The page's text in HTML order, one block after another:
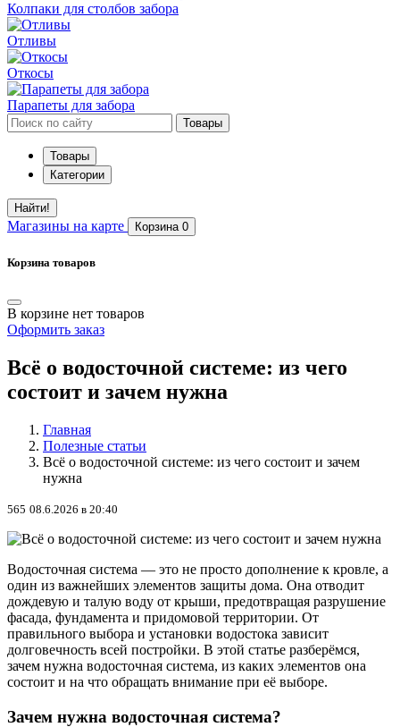
Колпаки для столбов забора
Отливы
Откосы
Парапеты для забора
Товары
Товары
Категории
Найти!
Магазины на карте Корзина 0
Корзина товаров
В корзине нет товаров
Оформить заказ
Всё о водосточной системе: из чего
состоит и зачем нужна
Главная
Полезные статьи
Всё о водосточной системе: из чего состоит и зачем
нужна
565 08.6.2026 в 20:40
Водосточная система — это не просто дополнение к кровле, а
один из важнейших элементов защиты дома. Она отводит
дождевую и талую воду от крыши, предотвращая разрушение
фасада, фундамента и придомовой территории. От
правильного выбора и установки водостока зависит
долговечность всей постройки. В этой статье разберёмся,
зачем нужна водосточная система, из каких элементов она
состоит и на что обращать внимание при её выборе.
Зачем нужна водосточная система?